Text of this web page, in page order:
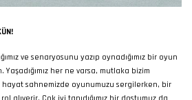
ve senaryosunu yazıp oynadığımız bir oyun
her ne varsa, mutlaka bizim
sahnemizde oyunumuzu sergilerken, bir